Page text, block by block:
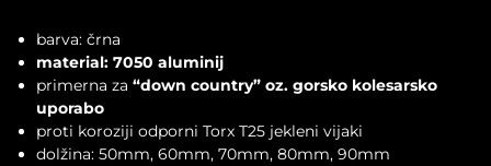
barva: črna
material: 7050 aluminij
primerna za “down country” oz. gorsko kolesarsko
uporabo
proti koroziji odporni Torx T25 jekleni vijaki
dolžina: 50mm, 60mm, 70mm, 80mm, 90mm